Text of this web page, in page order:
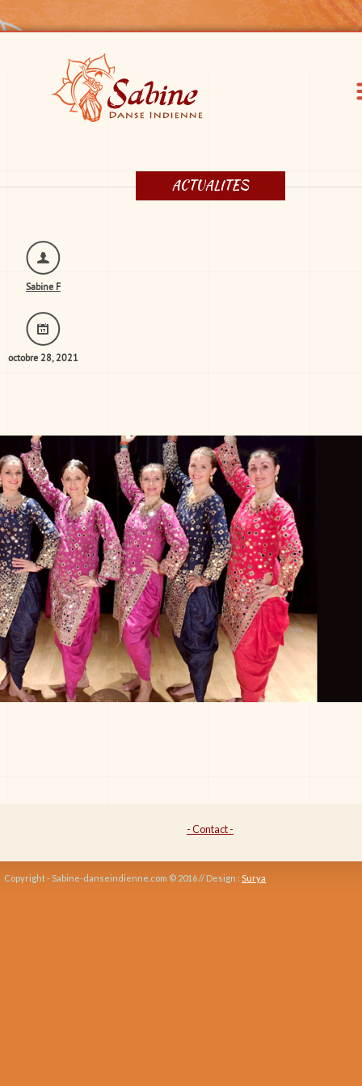
ACTUALITES
Sabine F
octobre 28, 2021
- Contact -
Copyright - Sabine-danseindienne.com © 2016 // Design : Surya